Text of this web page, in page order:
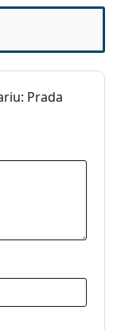
Prada